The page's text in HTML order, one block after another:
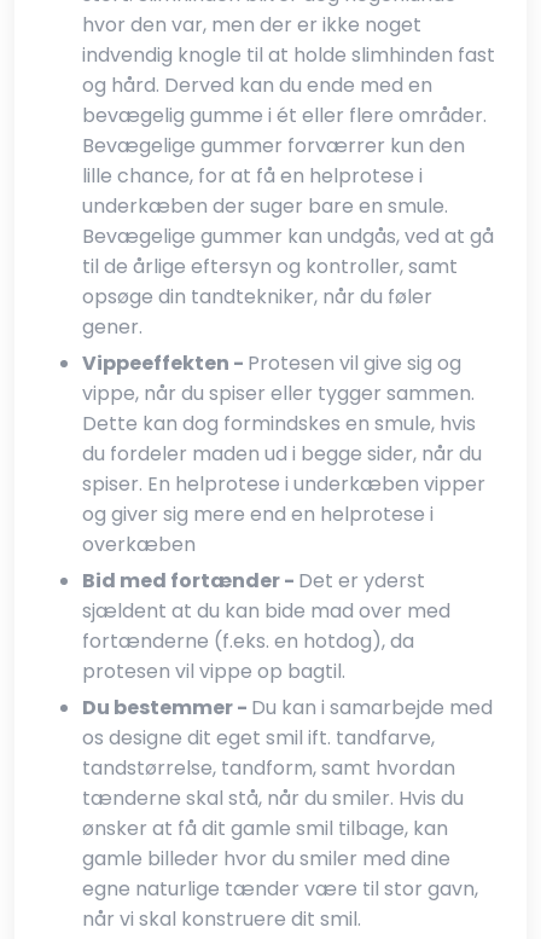
hvor den var, men der er ikke noget
indvendig knogle til at holde slimhinden fast
og hård. Derved kan du ende med en
bevægelig gumme i ét eller flere områder.
Bevægelige gummer forværrer kun den
lille chance, for at få en helprotese i
underkæben der suger bare en smule.
Bevægelige gummer kan undgås, ved at gå
til de årlige eftersyn og kontroller, samt
opsøge din tandtekniker, når du føler
gener.​
Vippeeffekten - Protesen vil give sig og
vippe, når du spiser eller tygger sammen.
Dette kan dog formindskes en smule, hvis
du fordeler maden ud i begge sider, når du
spiser. En helprotese i underkæben vipper
og giver sig mere end en helprotese i
overkæben​
Bid med fortænder - Det er yderst
sjældent at du kan bide mad over med
fortænderne (f.eks. en hotdog), da
protesen vil vippe op bagtil.​
Du bestemmer - Du kan i samarbejde med
os designe dit eget smil ift. tandfarve,
tandstørrelse, tandform, samt hvordan
tænderne skal stå, når du smiler. Hvis du
ønsker at få dit gamle smil tilbage, kan
gamle billeder hvor du smiler med dine
egne naturlige tænder være til stor gavn,
når vi skal konstruere dit smil.​